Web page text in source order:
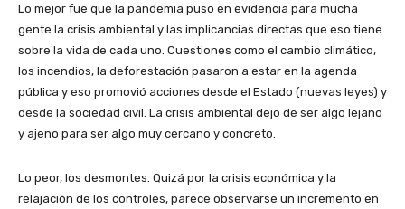
Lo mejor fue que la pandemia puso en evidencia para mucha
gente la crisis ambiental y las implicancias directas que eso tiene
sobre la vida de cada uno. Cuestiones como el cambio climático,
los incendios, la deforestación pasaron a estar en la agenda
pública y eso promovió acciones desde el Estado (nuevas leyes) y
desde la sociedad civil. La crisis ambiental dejo de ser algo lejano
y ajeno para ser algo muy cercano y concreto.
Lo peor, los desmontes. Quizá por la crisis económica y la
relajación de los controles, parece observarse un incremento en